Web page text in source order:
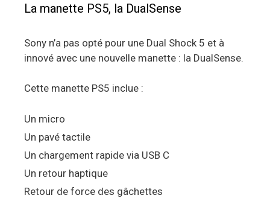
La manette PS5, la DualSense
Sony n’a pas opté pour une Dual Shock 5 et à
innové avec une nouvelle manette : la DualSense.
Cette manette PS5 inclue :
Un micro
Un pavé tactile
Un chargement rapide via USB C
Un retour haptique
Retour de force des gâchettes